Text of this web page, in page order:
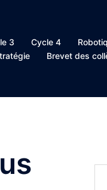
3 Cycle 4
Brevet des